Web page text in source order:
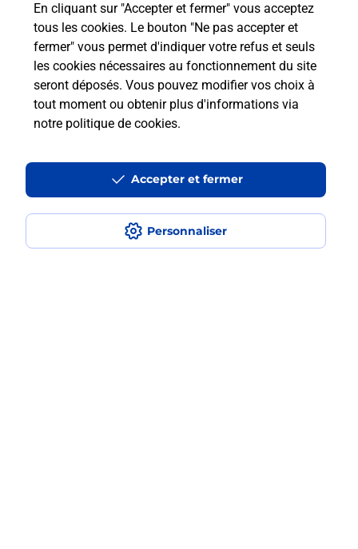
En cliquant sur "Accepter et fermer" vous acceptez
tous les cookies. Le bouton "Ne pas accepter et
fermer" vous permet d'indiquer votre refus et seuls
les cookies nécessaires au fonctionnement du site
seront déposés. Vous pouvez modifier vos choix à
tout moment ou obtenir plus d'informations via
notre politique de cookies.
Personnaliser
Accepter et fermer
Découvrez toutes les solutions proposées par La
Poste.
En savoir plus
Quel est le prix d’une photocopie ?